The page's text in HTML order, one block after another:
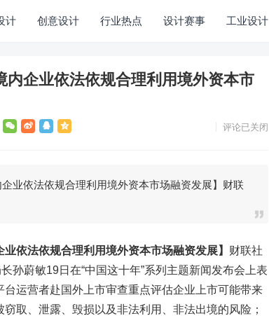
计 创意设计 行业热点 设计赛事 工业设计
企业依法依规合理利用境外资本市
评论已关闭
依法依规合理利用境外资本市场融资发展】财联
依法依规合理利用境外资本市场融资发展】 财联社
孙蔚敏19日在“中国这十年”系列主题新闻发布会上表
运营者赴国外上市审查重点评估企业上市可能带来
取、泄露、毁损以及非法利用、非法出境的风险；